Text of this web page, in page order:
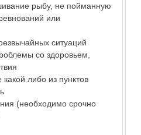
рыбу, не пойманную
или
ситуаций
со здоровьем,
либо из пунктов
(необходимо срочно